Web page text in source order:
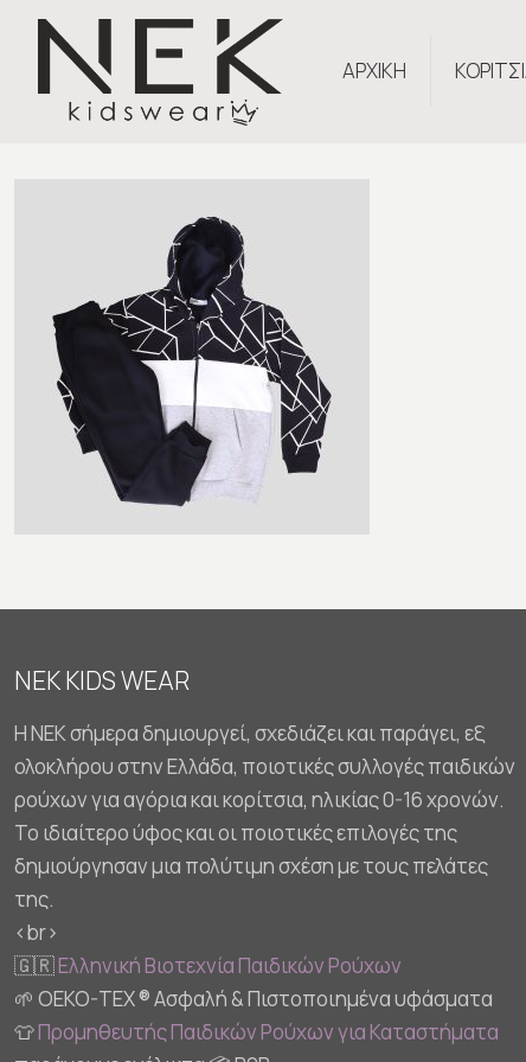
ΑΡΧΙΚΗ
NEK KIDS WEAR
Η NEK σήμερα δημιουργεί, σχεδιάζει και παράγει, εξ
ολοκλήρου στην Ελλάδα, ποιοτικές συλλογές παιδικών
ρούχων για αγόρια και κορίτσια, ηλικίας 0-16 χρονών.
Το ιδιαίτερο ύφος και οι ποιοτικές επιλογές της
δημιούργησαν μια πολύτιμη σχέση με τους πελάτες
της.
<br>
🇬🇷Ελληνική Βιοτεχνία Παιδικών Ρούχων
🌱 OEKO-TEX ® Ασφαλή & Πιστοποιημένα υφάσματα
👕Προμηθευτής Παιδικών Ρούχων για Καταστήματα